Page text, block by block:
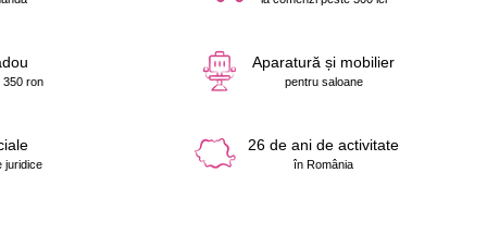
350 ron
Aparatură și mobilier
pentru saloane
juridice
26 de ani de activitate
în România